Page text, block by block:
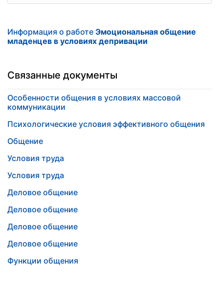
Информация о работе Эмоциональная общение
младенцев в условиях депривации
Связанные документы
Особенности общения в условиях массовой
коммуникации
Психологические условия эффективного общения
Общение
Условия труда
Условия труда
Деловое общение
Деловое общение
Деловое общение
Деловое общение
Функции общения